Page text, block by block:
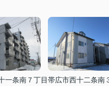
一条南７丁目帯広市西十二条南